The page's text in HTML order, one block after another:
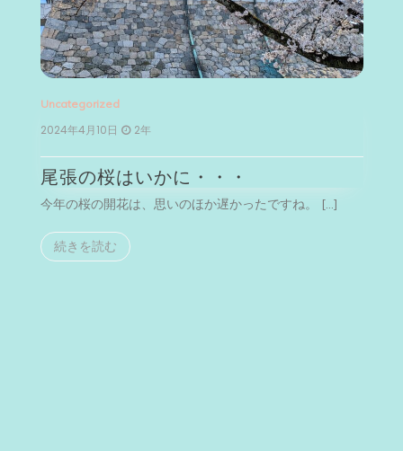
Uncategorized
2024年4月10日 2年
尾張の桜はいかに・・・
今年の桜の開花は、思いのほか遅かったですね。 […]
続きを読む